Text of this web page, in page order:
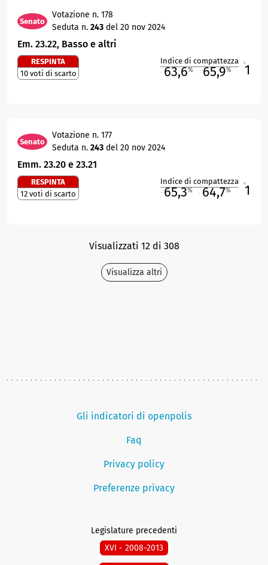
Senato
Votazione n. 178
Seduta n. 243 del 20 nov 2024
Em. 23.22, Basso e altri
RESPINTA
10 voti di scarto
Indice di compattezza
63,6% 65,9% 1
Senato
Votazione n. 177
Seduta n. 243 del 20 nov 2024
Emm. 23.20 e 23.21
RESPINTA
12 voti di scarto
Indice di compattezza
65,3% 64,7% 1
Visualizzati 12 di 308
Visualizza altri
Gli indicatori di openpolis
Faq
Privacy policy
Preferenze privacy
Legislature precedenti
XVI - 2008-2013